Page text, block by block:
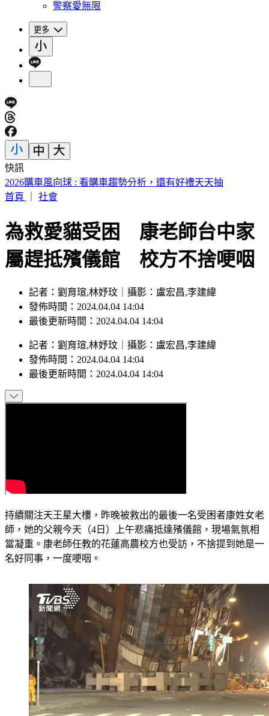
警察愛無限
更多
快訊
59歲王祖賢近況曝光！低調現身秀機場穿搭
首頁
社會
為救愛貓受困 康老師台中家
屬趕抵殯儀館 校方不捨哽咽
記者：劉育瑄,林妤玟｜攝影：盧宏昌,李建緯
發佈時間：2024.04.04 14:04
最後更新時間：2024.04.04 14:04
記者 ： 劉育瑄,林妤玟 攝影 ： 盧宏昌,李建緯
發佈時間： 2024.04.04 14:04
最後更新時間： 2024.04.04 14:04
持續關注天王星大樓，昨晚被救出的最後一名受困者康姓女老
師，她的父親今天（4日）上午悲痛抵達殯儀館，現場氣氛相
當凝重。康老師任教的花蓮高農校方也受訪，不捨提到她是一
名好同事，一度哽咽。